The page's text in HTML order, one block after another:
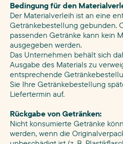
Bedingung für den
Der Materialverleih ist an eine
Getränkebestellung gebunden.
passenden Getränke kann kein
ausgegeben werden.
Das Unternehmen behält sich
Ausgabe des Materials zu
entsprechende
Sie Ihre Getränkebestellung
Liefertermin auf.
Rückgabe von Getränken:
Nicht konsumierte Getränke
werden, wenn die